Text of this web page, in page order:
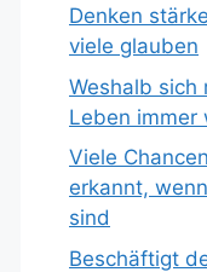
Denken
viele glauben
Weshalb sich
Leben immer
Viele
erkannt,
sind
Beschäftigt